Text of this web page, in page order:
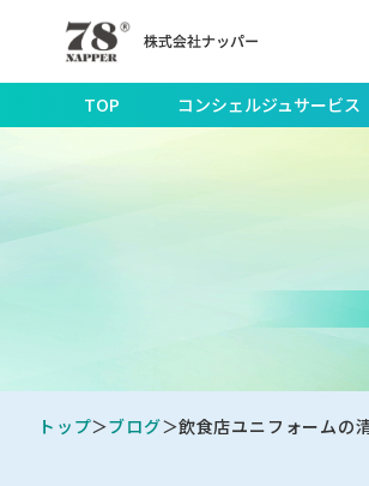
TOP コンシェルジュサービス
トップ ブログ 飲食店ユニフォームの